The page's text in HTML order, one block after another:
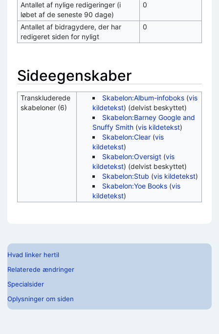
Antallet af nylige redigeringer (i
løbet af de seneste 90 dage)
0
Antallet af bidragydere, der har
redigeret siden for nyligt
0
Sideegenskaber
Transkluderede
skabeloner (6)
Skabelon:Album-infoboks (vis
kildetekst) (delvist beskyttet)
Skabelon:Barney Google and
Snuffy Smith (vis kildetekst)
Skabelon:Clear (vis
kildetekst)
Skabelon:Oversigt (vis
kildetekst) (delvist beskyttet)
Skabelon:Stub (vis kildetekst)
Skabelon:Yoe Books (vis
kildetekst)
Hvad linker hertil
Relaterede ændringer
Specialsider
Oplysninger om siden